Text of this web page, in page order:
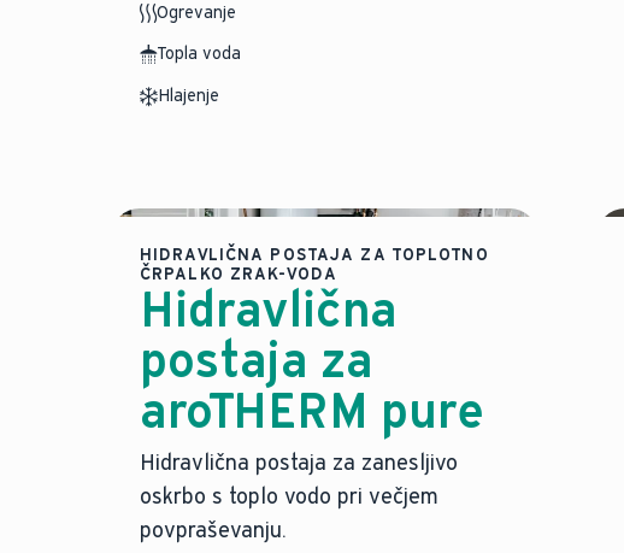
Ogrevanje
Topla voda
Hlajenje
HIDRAVLIČNA POSTAJA ZA TOPLOTNO
ČRPALKO ZRAK-VODA
Hidravlična
postaja za
aroTHERM pure
Hidravlična postaja za zanesljivo
oskrbo s toplo vodo pri večjem
povpraševanju.